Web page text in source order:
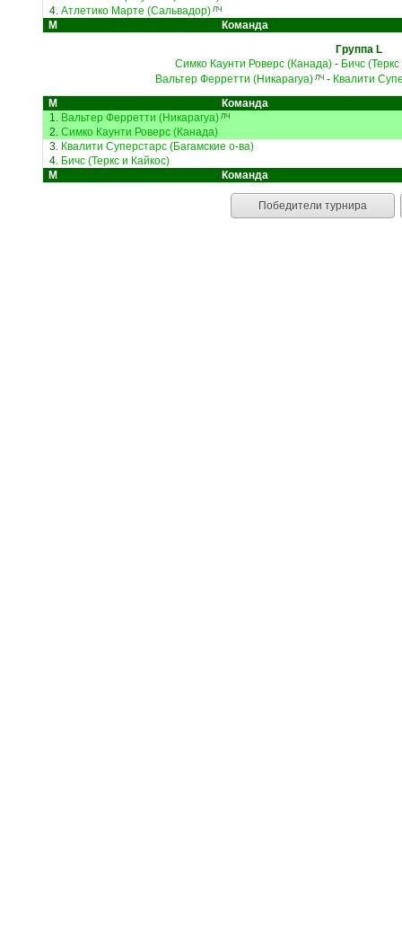
4. Атлетико Марте (Сальвадор)ЛЧ
М
Команда
Группа L
Симко Каунти Роверс (Канада) - Бичс
Вальтер Ферретти (Никарагуа) ЛЧ - Квалити
М
Команда
1. Вальтер Ферретти (Никарагуа)ЛЧ
2. Симко Каунти Роверс (Канада)
3. Квалити Суперстарс (Багамские о-ва)
4. Бичс (Теркс и Кайкос)
М
Команда
Победители турнира